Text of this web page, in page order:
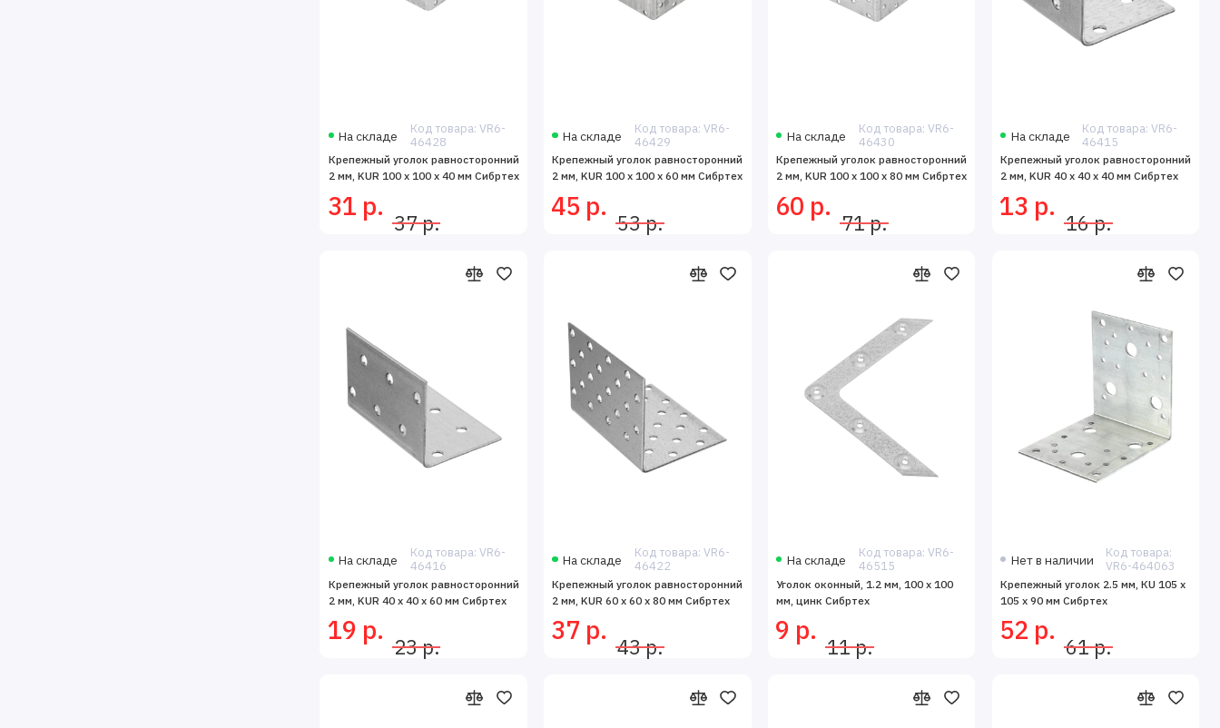
На складе
Код товара: VR6-
46428
Крепежный уголок равносторонний
2 мм, KUR 100 х 100 х 40 мм Сибртех
31 р.
37 р.
На складе
Код товара: VR6-
46429
Крепежный уголок равносторонний
2 мм, KUR 100 х 100 х 60 мм Сибртех
45 р.
53 р.
На складе
Код товара: VR6-
46430
Крепежный уголок равносторонний
2 мм, KUR 100 х 100 х 80 мм Сибртех
60 р.
71 р.
На складе
Код товара: VR6-
46415
Крепежный уголок равносторонний
2 мм, KUR 40 x 40 x 40 мм Сибртех
13 р.
16 р.
На складе
Код товара: VR6-
46416
Крепежный уголок равносторонний
2 мм, KUR 40 x 40 x 60 мм Сибртех
19 р.
23 р.
На складе
Код товара: VR6-
46422
Крепежный уголок равносторонний
2 мм, KUR 60 x 60 x 80 мм Сибртех
37 р.
43 р.
На складе
Код товара: VR6-
46515
Уголок оконный, 1.2 мм, 100 х 100
мм, цинк Сибртех
9 р.
11 р.
Нет в наличии
Код товара:
VR6-464063
Крепежный уголок 2.5 мм, КU 105 x
105 x 90 мм Сибртех
52 р.
61 р.